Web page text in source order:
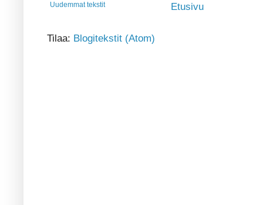
Uudemmat tekstit Etusivu
Tilaa: Blogitekstit (Atom)